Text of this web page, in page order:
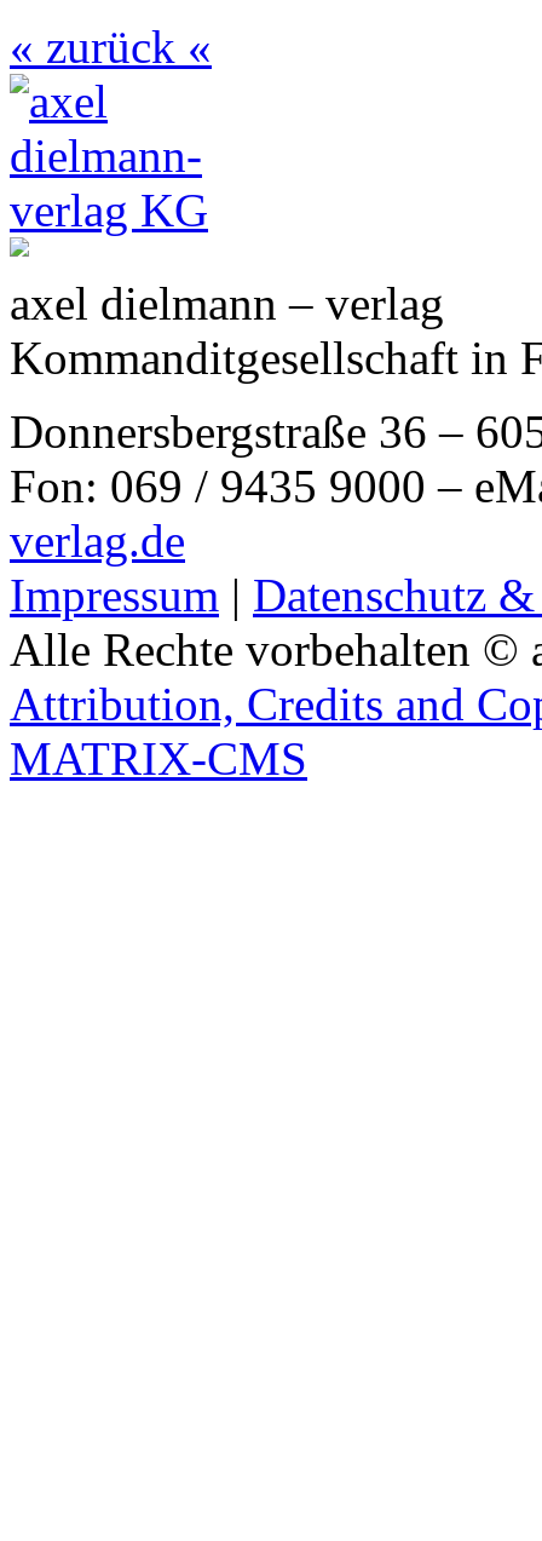
« zurück «
axel dielmann – verlag
Kommanditgesellschaft in
Donnersbergstraße 36 –
Fon: 069 / 9435 9000 –
verlag.de
Impressum | Datenschutz
Alle Rechte vorbehalten ©
Attribution, Credits and
MATRIX-CMS